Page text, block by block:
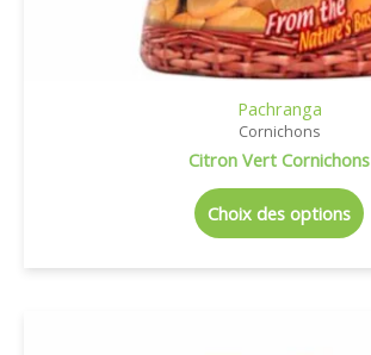
Pachranga
Cornichons
Citron Vert Cornichons
Choix des options